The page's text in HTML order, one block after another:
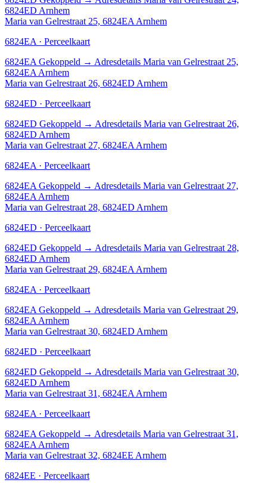
6824ED Arnhem
Maria van Gelrestraat 25, 6824EA Arnhem
6824EA · Perceelkaart
6824EA Gekoppeld → Adresdetails Maria van Gelrestraat 25,
6824EA Arnhem
Maria van Gelrestraat 26, 6824ED Arnhem
6824ED · Perceelkaart
6824ED Gekoppeld → Adresdetails Maria van Gelrestraat 26,
6824ED Arnhem
Maria van Gelrestraat 27, 6824EA Arnhem
6824EA · Perceelkaart
6824EA Gekoppeld → Adresdetails Maria van Gelrestraat 27,
6824EA Arnhem
Maria van Gelrestraat 28, 6824ED Arnhem
6824ED · Perceelkaart
6824ED Gekoppeld → Adresdetails Maria van Gelrestraat 28,
6824ED Arnhem
Maria van Gelrestraat 29, 6824EA Arnhem
6824EA · Perceelkaart
6824EA Gekoppeld → Adresdetails Maria van Gelrestraat 29,
6824EA Arnhem
Maria van Gelrestraat 30, 6824ED Arnhem
6824ED · Perceelkaart
6824ED Gekoppeld → Adresdetails Maria van Gelrestraat 30,
6824ED Arnhem
Maria van Gelrestraat 31, 6824EA Arnhem
6824EA · Perceelkaart
6824EA Gekoppeld → Adresdetails Maria van Gelrestraat 31,
6824EA Arnhem
Maria van Gelrestraat 32, 6824EE Arnhem
6824EE · Perceelkaart